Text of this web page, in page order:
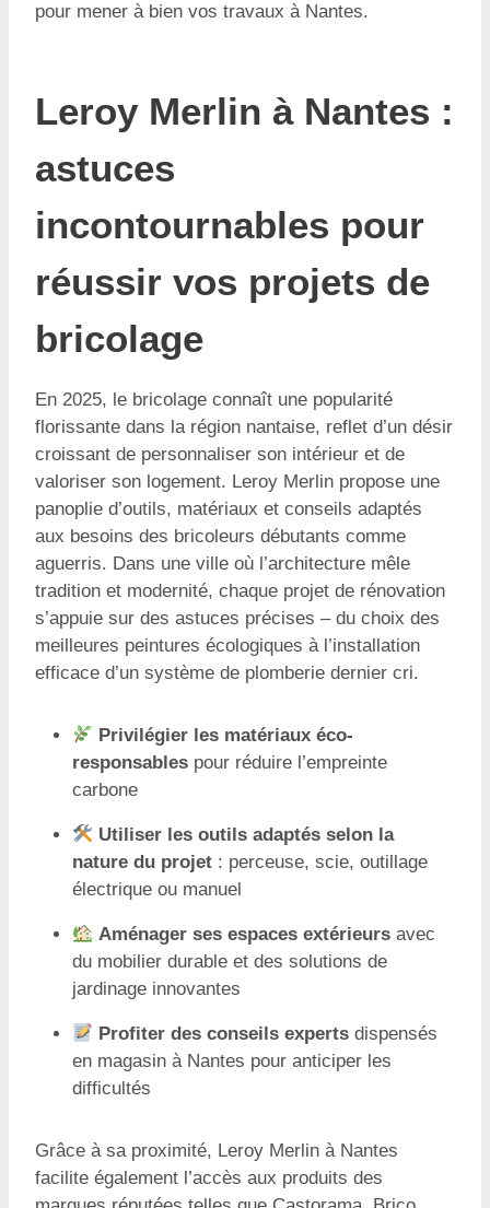
pour mener à bien vos travaux à Nantes.
Leroy Merlin à Nantes :
astuces
incontournables pour
réussir vos projets de
bricolage
En 2025, le bricolage connaît une popularité
florissante dans la région nantaise, reflet d’un désir
croissant de personnaliser son intérieur et de
valoriser son logement. Leroy Merlin propose une
panoplie d’outils, matériaux et conseils adaptés
aux besoins des bricoleurs débutants comme
aguerris. Dans une ville où l’architecture mêle
tradition et modernité, chaque projet de rénovation
s’appuie sur des astuces précises – du choix des
meilleures peintures écologiques à l’installation
efficace d’un système de plomberie dernier cri.
Privilégier les matériaux éco-
responsables pour réduire l’empreinte
carbone
Utiliser les outils adaptés selon la
nature du projet : perceuse, scie, outillage
électrique ou manuel
Aménager ses espaces extérieurs avec
du mobilier durable et des solutions de
jardinage innovantes
Profiter des conseils experts dispensés
en magasin à Nantes pour anticiper les
difficultés
Grâce à sa proximité, Leroy Merlin à Nantes
facilite également l’accès aux produits des